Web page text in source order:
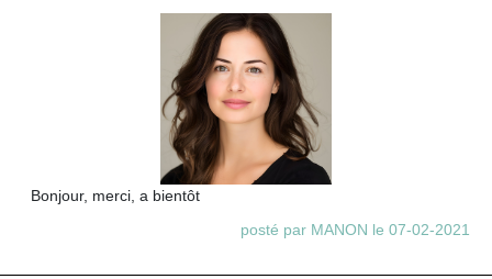
Bonjour, merci, a bientôt
posté par MANON le 07-02-2021